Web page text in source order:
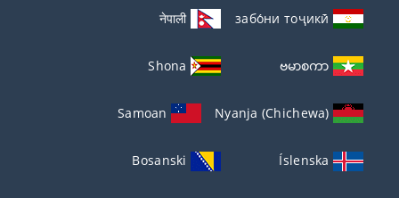
забо́ни тоҷикӣ́
नेपाली
ဗမာစကာ
Shona
Nyanja (Chichewa)
Samoan
Íslenska
Bosanski